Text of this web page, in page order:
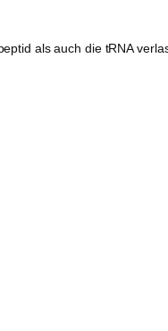
als auch die tRNA